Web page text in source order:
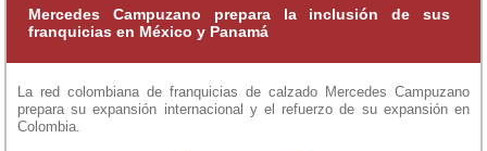
Mercedes Campuzano prepara la inclusión de sus
franquicias en México y Panamá
La red colombiana de franquicias de calzado Mercedes Campuzano
prepara su expansión internacional y el refuerzo de su expansión en
Colombia.